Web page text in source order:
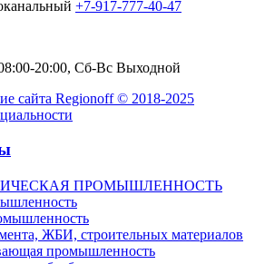
+7-917-777-40-47
20:00, Сб-Вс Выходной
сайта Regionoff © 2018-2025
ПРОМЫШЛЕННОСТЬ
ЖБИ, строительных материалов
промышленность